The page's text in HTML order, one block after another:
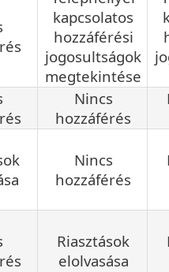
kapcsolatos
hozzáférési
jogosultságok
megtekintése
Nincs
hozzáférés
Nincs
hozzáférés
Riasztások
elolvasása